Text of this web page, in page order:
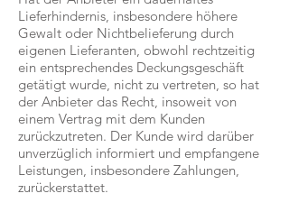
Lieferhindernis, insbesondere höhere
Gewalt oder Nichtbelieferung durch
eigenen Lieferanten, obwohl rechtzeitig
ein entsprechendes Deckungsgeschäft
getätigt wurde, nicht zu vertreten, so hat
der Anbieter das Recht, insoweit von
einem Vertrag mit dem Kunden
zurückzutreten. Der Kunde wird darüber
unverzüglich informiert und empfangene
Leistungen, insbesondere Zahlungen,
zurückerstattet.